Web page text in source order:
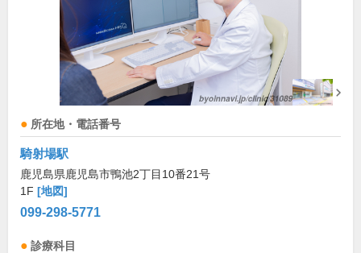
所在地・電話番号
騎射場駅
鹿児島県鹿児島市鴨池2丁目10番21号
1F [地図]
099-298-5771
診療科目